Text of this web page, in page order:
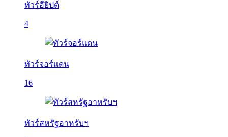
ทัวร์อียิปต์
4
ทัวร์จอร์แดน
16
ทัวร์สหรัฐอาหรับฯ